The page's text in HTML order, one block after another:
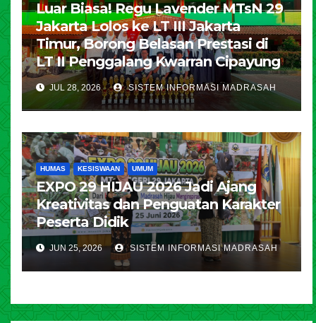
Luar Biasa! Regu Lavender MTsN 29
Jakarta Lolos ke LT III Jakarta
Timur, Borong Belasan Prestasi di
LT II Penggalang Kwarran Cipayung
JUL 28, 2026 SISTEM INFORMASI MADRASAH
HUMAS KESISWAAN UMUM
EXPO 29 HIJAU 2026 Jadi Ajang
Kreativitas dan Penguatan Karakter
Peserta Didik
JUN 25, 2026 SISTEM INFORMASI MADRASAH